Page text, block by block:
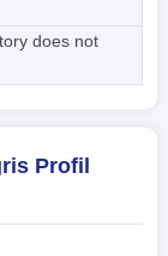
does not
Profil